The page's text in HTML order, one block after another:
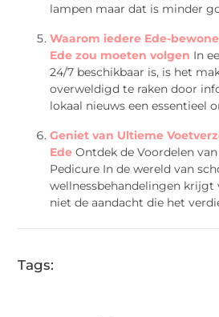
lampen maar dat is minder
Waarom iedere Ede-
Ede zou moeten volgen In
24/7 beschikbaar is, is het
overweldigd te raken door
lokaal nieuws een essentieel
Geniet van Ultieme
Ede Ontdek de Voordelen
Pedicure In de wereld van
wellnessbehandelingen
niet de aandacht die het
Tags: